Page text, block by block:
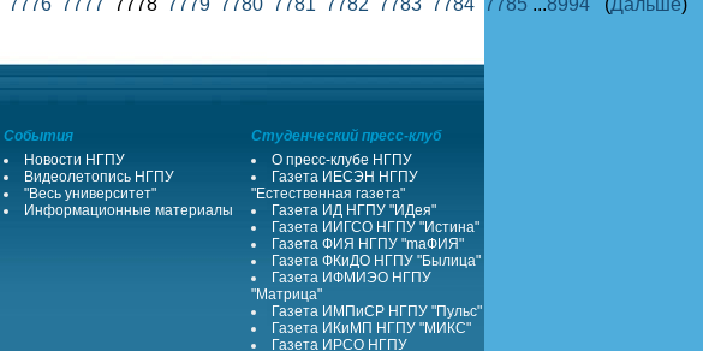
События
Студенческий пресс-клуб
Новости НГПУ
Видеолетопись НГПУ
"Весь университет"
Информационные материалы
О пресс-клубе НГПУ
Газета ИЕСЭН НГПУ
"Естественная газета"
Газета ИД НГПУ "ИДея"
Газета ИИГСО НГПУ "Истина"
Газета ФИЯ НГПУ "maФИЯ"
Газета ФКиДО НГПУ "Былица"
Газета ИФМИЭО НГПУ
"Матрица"
Газета ИМПиСР НГПУ "Пульс"
Газета ИКиМП НГПУ "МИКС"
Газета ИРСО НГПУ